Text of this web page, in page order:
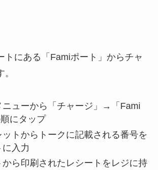
トにある「Famiポート」からチャ
ニューから「チャージ」→「Fami
にタップ
トからトークに記載される番号を
入力
から印刷されたレシートをレジに持